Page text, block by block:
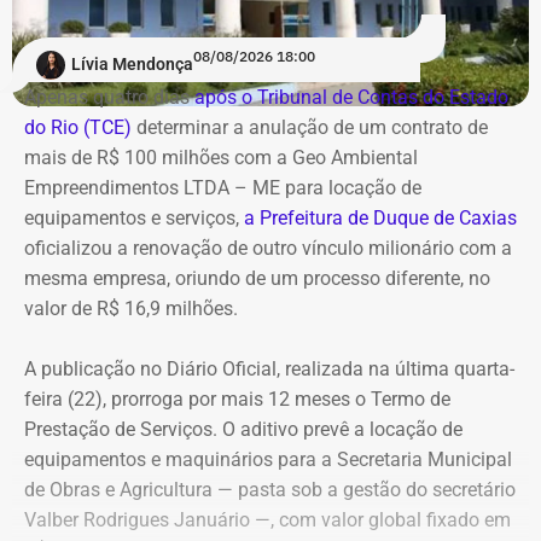
ações de compliance da companhia, que recentemente
reforçou auditorias internas em parceria com o GSI e a
Casa Civil.
A empresa também destaca que não possui SUVs
blindados em sua frota própria, razão pela qual optou
pela locação dos veículos por meio de adesão à ata do
GSI.
Os veículos serão destinados exclusivamente aos
Suprimentos (DSU) e Segurança e Governança (DSG). O
contrato foi firmado com a empresa Rei dos Blindados
Locação de Veículos Ltda. e prevê a locação de quatro
SUVs zero quilômetro, com blindagem nível III-A, sem
motorista e sem fornecimento de combustível.
Lívia Mendonça08/08/2026 18:00
Apenas quatro diasapós o Tribunal de Contas do Estado
do Rio (TCE) determinar a anulação de um contrato de
mais de R$ 100 milhões com a Geo Ambiental
Empreendimentos LTDA – ME para locação de
equipamentos e serviços, a Prefeitura de Duque de Caxias
oficializou a renovação de outro vínculo milionário com a
mesma empresa, oriundo de um processo diferente, no
valor de R$ 16,9 milhões.
A publicação no Diário Oficial, realizada na última quarta-
feira (22), prorroga por mais 12 meses o Termo de
Prestação de Serviços. O aditivo prevê a locação de
equipamentos e maquinários para a Secretaria Municipal
de Obras e Agricultura — pasta sob a gestão do secretário
Valber Rodrigues Januário —, com valor global fixado em